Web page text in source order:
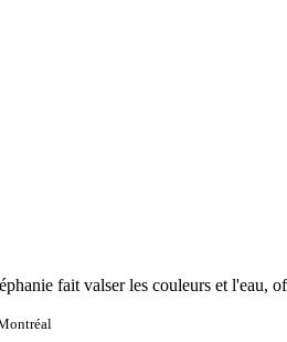
fait valser les couleurs et l'eau,